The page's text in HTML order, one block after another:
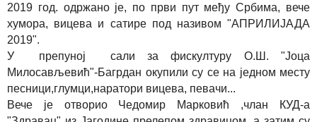
2019 год. одржано је, по први пут међу Србима, вече
хумора, вицева и сатире под називом "АПРИЛИЈАДА
2019".
У препуној сали за фискултуру О.Ш. "Јоца
Милосављевић"-Багрдан окупили су се на једном месту
песници,глумци,наратори вицева, певачи...
Вече је отворио Чедомир Марковић ,члан КУД-а